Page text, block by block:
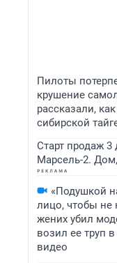
Пилоты
крушение
рассказали,
сибирской
Старт продаж
Марсель-2.
«Подушкой
лицо, чтобы не
жених убил
возил ее труп
видео